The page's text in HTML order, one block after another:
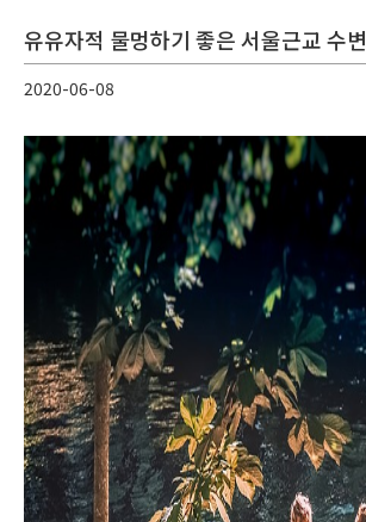
유유자적 물멍하기 좋은 서울근교 수
2020-06-08